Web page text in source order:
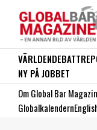
VÄRLDENDEBATT
NY PÅ JOBBET
Om Global Bar
Globalkalendern